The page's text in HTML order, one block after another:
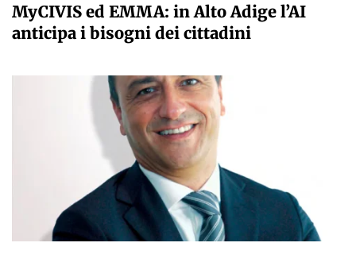
MyCIVIS ed EMMA: in Alto Adige l’AI
anticipa i bisogni dei cittadini